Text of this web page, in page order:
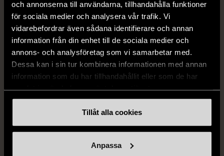
och annonserna till användarna, tillhandahålla funktioner
för sociala medier och analysera vår trafik. Vi
vidarebefordrar även sådana identifierare och annan
information från din enhet till de sociala medier och
annons- och analysföretag som vi samarbetar med.
Dessa kan i sin tur kombinera informationen med annan
information som du har tillhandahållit eller som de har
Tillåt alla cookies
Anpassa
1/5
Stenströms skjorta turkos
1/5
BOSS
BOSS vit pikétröja